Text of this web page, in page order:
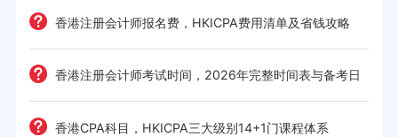
香港注册会计师报名费，HKICPA费用清单及省钱攻略
香港注册会计师考试时间，2026年完整时间表与备考日
历 香港CPA科目，HKICPA三大级别14+1门课程体系